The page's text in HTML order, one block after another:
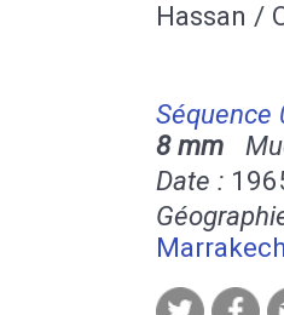
Hassan /
Séquence
8 mm
Date :
Marrakech